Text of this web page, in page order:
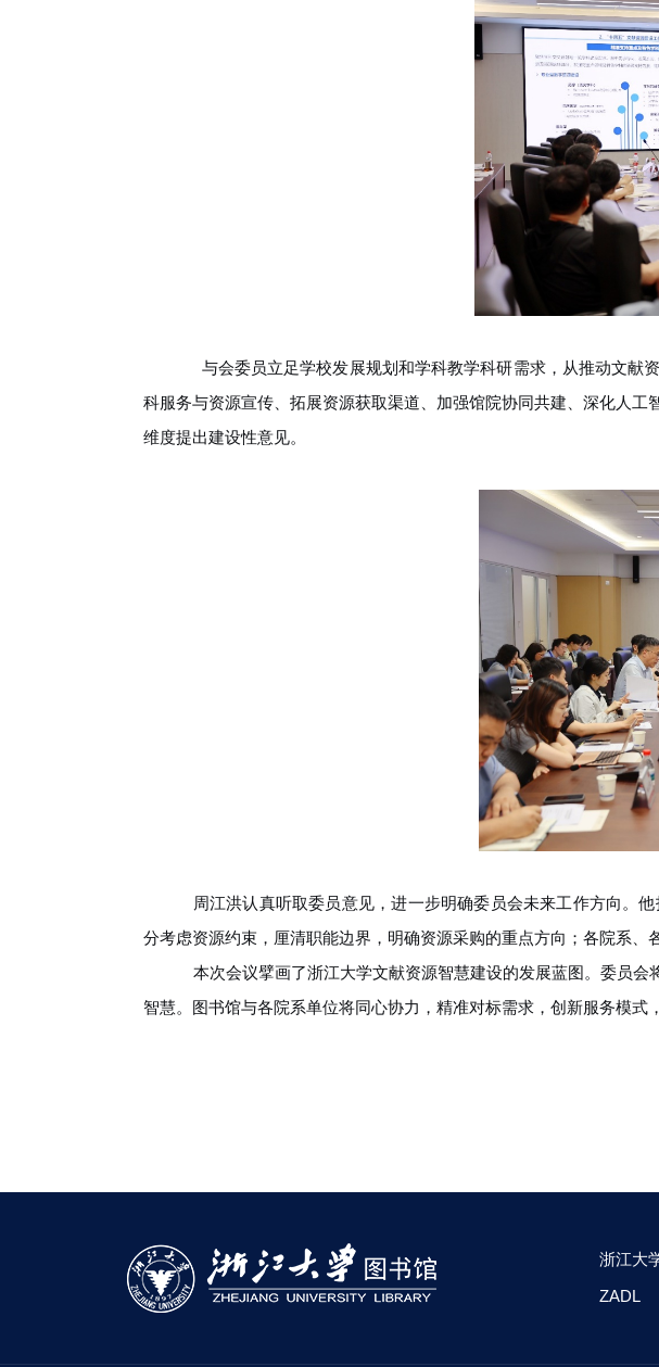
与会委员立足学校发展规划和学科教学科研需求，从推动文献
科服务与资源宣传、拓展资源获取渠道、加强馆院协同共建、深化人
维度提出建设性意见。
周江洪认真听取委员意见，进一步明确委员会未来工作方向。
分考虑资源约束，厘清职能边界，明确资源采购的重点方向；各院系
本次会议擘画了浙江大学文献资源智慧建设的发展蓝图。委员
智慧。图书馆与各院系单位将同心协力，精准对标需求，创新服务模式
浙江大
ZADL